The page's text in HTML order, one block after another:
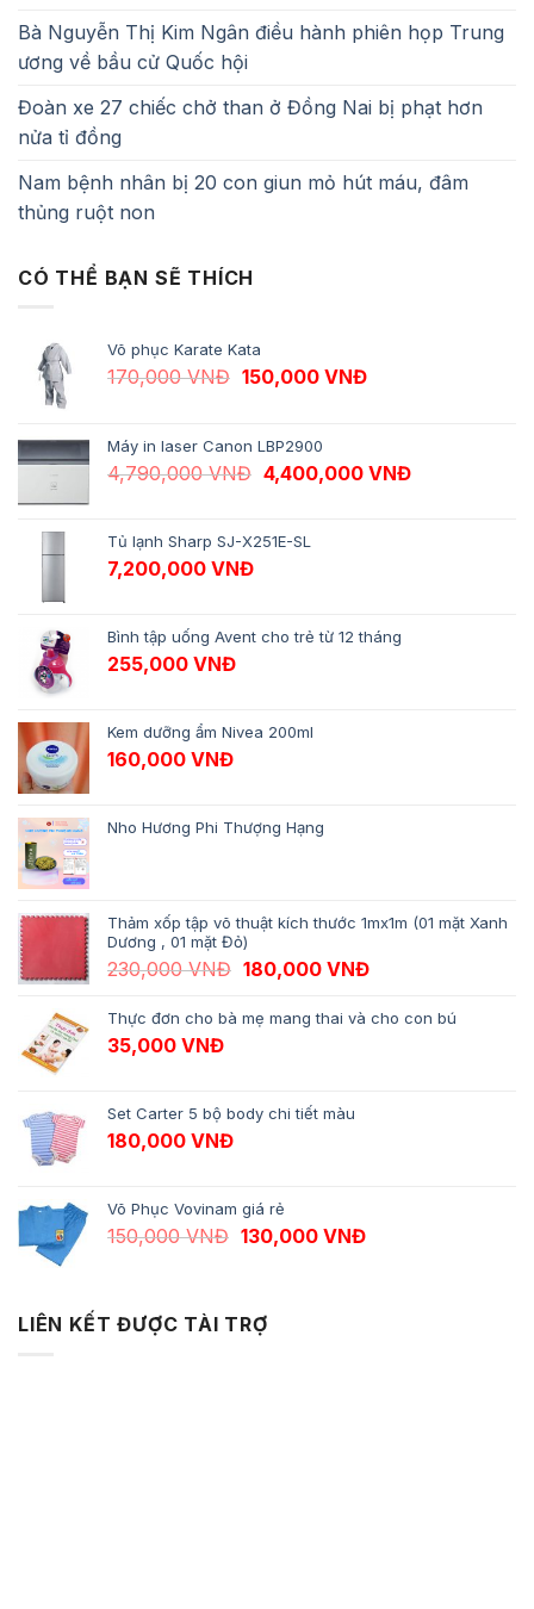
Bà Nguyễn Thị Kim Ngân điều hành phiên họp Trung
ương về bầu cử Quốc hội
Đoàn xe 27 chiếc chở than ở Đồng Nai bị phạt hơn
nửa tỉ đồng
Nam bệnh nhân bị 20 con giun mỏ hút máu, đâm
thủng ruột non
CÓ THỂ BẠN SẼ THÍCH
Võ phục Karate Kata
170,000VNĐ Giá gốc là: 170,000 VNĐ.
150,000 VNĐGiá hiện tại là:
Máy in laser Canon LBP2900
4,790,000VNĐ Giá gốc là: 4,790,000 VNĐ.
4,400,000 VNĐGiá hiện tại
Tủ lạnh Sharp SJ-X251E-SL
7,200,000 VNĐ
Bình tập uống Avent cho trẻ từ 12 tháng
255,000 VNĐ
Kem dưỡng ẩm Nivea 200ml
160,000 VNĐ
Nho Hương Phi Thượng Hạng
Thảm xốp tập võ thuật kích thước 1mx1m (01 mặt Xanh
Dương , 01 mặt Đỏ)
230,000VNĐ Giá gốc là: 230,000 VNĐ.
180,000 VNĐGiá hiện tại là:
Thực đơn cho bà mẹ mang thai và cho con bú
35,000 VNĐ
Set Carter 5 bộ body chi tiết màu
180,000 VNĐ
Võ Phục Vovinam giá rẻ
150,000VNĐ Giá gốc là: 150,000 VNĐ.
130,000 VNĐGiá hiện tại là:
LIÊN KẾT ĐƯỢC TÀI TRỢ